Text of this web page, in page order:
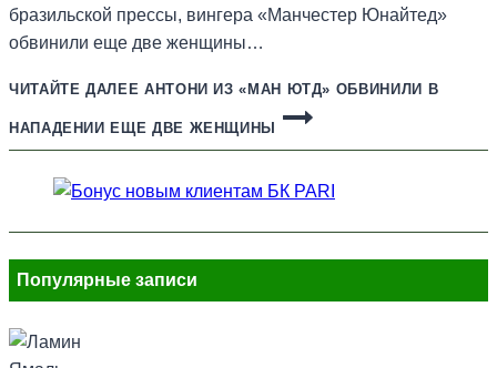
бразильской прессы, вингера «Манчестер Юнайтед»
обвинили еще две женщины…
ЧИТАЙТЕ ДАЛЕЕ АНТОНИ ИЗ «МАН ЮТД» ОБВИНИЛИ В
НАПАДЕНИИ ЕЩЕ ДВЕ ЖЕНЩИНЫ
Популярные записи